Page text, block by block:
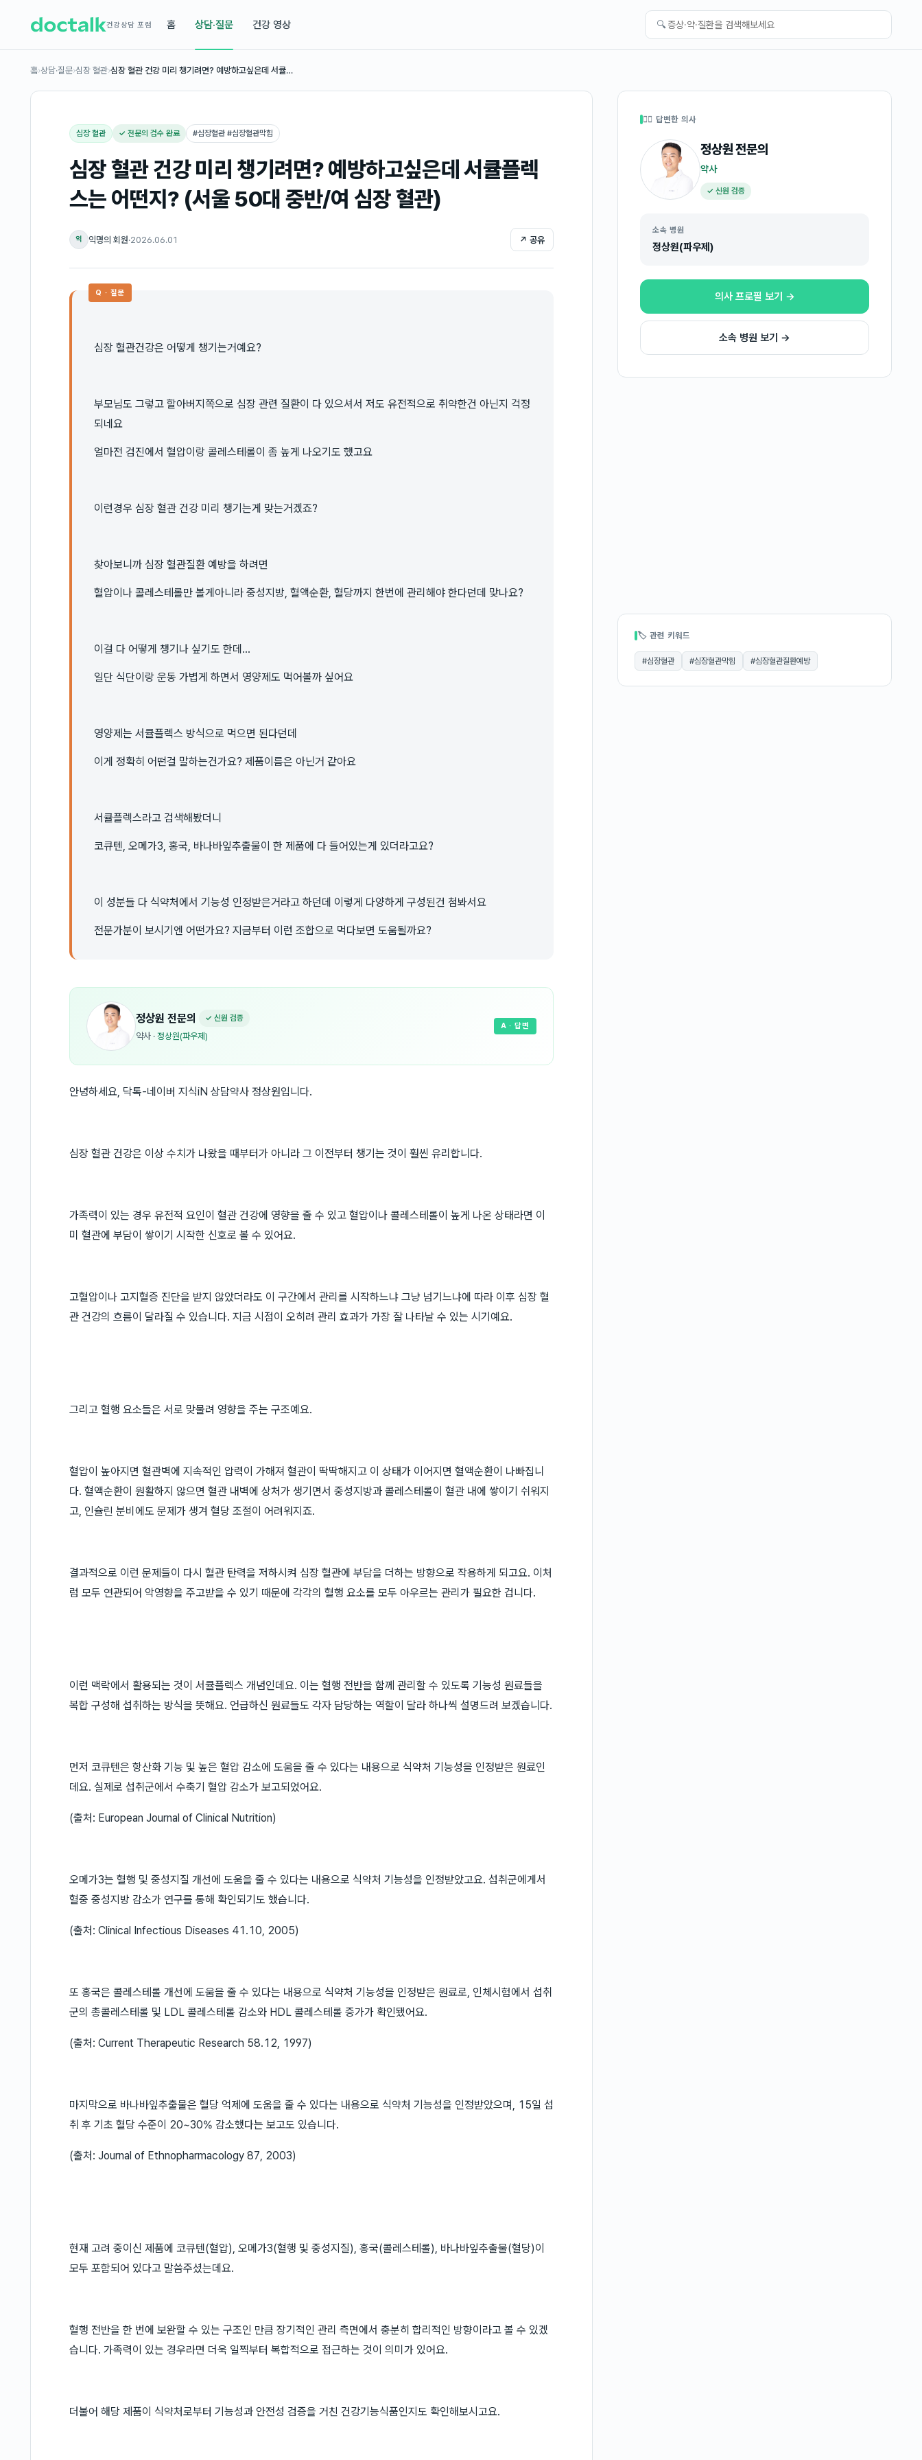
건강상담 포럼 홈 상담·질문 건강 영상 🔍
홈›상담·질문›심장 혈관›심장 혈관 건강 미리 챙기려면? 예방하고싶은데 서큘…
심장 혈관 ✓ 전문의 검수 완료 #심장혈관 #심장혈관막힘
심장 혈관 건강 미리 챙기려면? 예방하고싶은데 서큘플렉
스는 어떤지? (서울 50대 중반/여 심장 혈관)
익 익명의 회원·2026.06.01 ↗ 공유
Q · 질문
심장 혈관건강은 어떻게 챙기는거예요?
부모님도 그렇고 할아버지쪽으로 심장 관련 질환이 다 있으셔서 저도 유전적으로 취약한건 아닌지 걱정
되네요
얼마전 검진에서 혈압이랑 콜레스테롤이 좀 높게 나오기도 했고요
이런경우 심장 혈관 건강 미리 챙기는게 맞는거겠죠?
찾아보니까 심장 혈관질환 예방을 하려면
혈압이나 콜레스테롤만 볼게아니라 중성지방, 혈액순환, 혈당까지 한번에 관리해야 한다던데 맞나요?
이걸 다 어떻게 챙기나 싶기도 한데...
일단 식단이랑 운동 가볍게 하면서 영양제도 먹어볼까 싶어요
영양제는 서큘플렉스 방식으로 먹으면 된다던데
이게 정확히 어떤걸 말하는건가요? 제품이름은 아닌거 같아요
서큘플렉스라고 검색해봤더니
코큐텐, 오메가3, 홍국, 바나바잎추출물이 한 제품에 다 들어있는게 있더라고요?
이 성분들 다 식약처에서 기능성 인정받은거라고 하던데 이렇게 다양하게 구성된건 첨봐서요
전문가분이 보시기엔 어떤가요? 지금부터 이런 조합으로 먹다보면 도움될까요?
정상원 전문의 ✓ 신원 검증
약사 · 정상원(파우제)
A · 답변
안녕하세요, 닥톡-네이버 지식iN 상담약사 정상원입니다.
심장 혈관 건강은 이상 수치가 나왔을 때부터가 아니라 그 이전부터 챙기는 것이 훨씬 유리합니다.
가족력이 있는 경우 유전적 요인이 혈관 건강에 영향을 줄 수 있고 혈압이나 콜레스테롤이 높게 나온 상태라면 이
미 혈관에 부담이 쌓이기 시작한 신호로 볼 수 있어요.
고혈압이나 고지혈증 진단을 받지 않았더라도 이 구간에서 관리를 시작하느냐 그냥 넘기느냐에 따라 이후 심장 혈
관 건강의 흐름이 달라질 수 있습니다. 지금 시점이 오히려 관리 효과가 가장 잘 나타날 수 있는 시기예요.
그리고 혈행 요소들은 서로 맞물려 영향을 주는 구조예요.
혈압이 높아지면 혈관벽에 지속적인 압력이 가해져 혈관이 딱딱해지고 이 상태가 이어지면 혈액순환이 나빠집니
다. 혈액순환이 원활하지 않으면 혈관 내벽에 상처가 생기면서 중성지방과 콜레스테롤이 혈관 내에 쌓이기 쉬워지
고, 인슐린 분비에도 문제가 생겨 혈당 조절이 어려워지죠.
결과적으로 이런 문제들이 다시 혈관 탄력을 저하시켜 심장 혈관에 부담을 더하는 방향으로 작용하게 되고요. 이처
럼 모두 연관되어 악영향을 주고받을 수 있기 때문에 각각의 혈행 요소를 모두 아우르는 관리가 필요한 겁니다.
이런 맥락에서 활용되는 것이 서큘플렉스 개념인데요. 이는 혈행 전반을 함께 관리할 수 있도록 기능성 원료들을
복합 구성해 섭취하는 방식을 뜻해요. 언급하신 원료들도 각자 담당하는 역할이 달라 하나씩 설명드려 보겠습니다.
먼저 코큐텐은 항산화 기능 및 높은 혈압 감소에 도움을 줄 수 있다는 내용으로 식약처 기능성을 인정받은 원료인
데요. 실제로 섭취군에서 수축기 혈압 감소가 보고되었어요.
(출처: European Journal of Clinical Nutrition)
오메가3는 혈행 및 중성지질 개선에 도움을 줄 수 있다는 내용으로 식약처 기능성을 인정받았고요. 섭취군에게서
혈중 중성지방 감소가 연구를 통해 확인되기도 했습니다.
(출처: Clinical Infectious Diseases 41.10, 2005)
또 홍국은 콜레스테롤 개선에 도움을 줄 수 있다는 내용으로 식약처 기능성을 인정받은 원료로, 인체시험에서 섭취
군의 총콜레스테롤 및 LDL 콜레스테롤 감소와 HDL 콜레스테롤 증가가 확인됐어요.
(출처: Current Therapeutic Research 58.12, 1997)
마지막으로 바나바잎추출물은 혈당 억제에 도움을 줄 수 있다는 내용으로 식약처 기능성을 인정받았으며, 15일 섭
취 후 기초 혈당 수준이 20~30% 감소했다는 보고도 있습니다.
(출처: Journal of Ethnopharmacology 87, 2003)
현재 고려 중이신 제품에 코큐텐(혈압), 오메가3(혈행 및 중성지질), 홍국(콜레스테롤), 바나바잎추출물(혈당)이
모두 포함되어 있다고 말씀주셨는데요.
혈행 전반을 한 번에 보완할 수 있는 구조인 만큼 장기적인 관리 측면에서 충분히 합리적인 방향이라고 볼 수 있겠
습니다. 가족력이 있는 경우라면 더욱 일찍부터 복합적으로 접근하는 것이 의미가 있어요.
더불어 해당 제품이 식약처로부터 기능성과 안전성 검증을 거친 건강기능식품인지도 확인해보시고요.
👩‍⚕️ 답변한 의사
정상원전문의
약사
✓ 신원 검증
소속 병원
정상원(파우제)
의사 프로필 보기 →
소속 병원 보기 →
🏷 관련 키워드
#심장혈관 #심장혈관막힘 #심장혈관질환예방